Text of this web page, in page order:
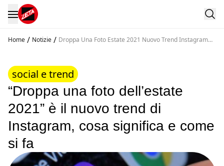
Home / Notizie / Droppa Una Foto Estate 2021 Nuovo Trend Instagram
social e trend
“Droppa una foto dell’estate
2021” è il nuovo trend di
Instagram, cosa significa e come
si fa